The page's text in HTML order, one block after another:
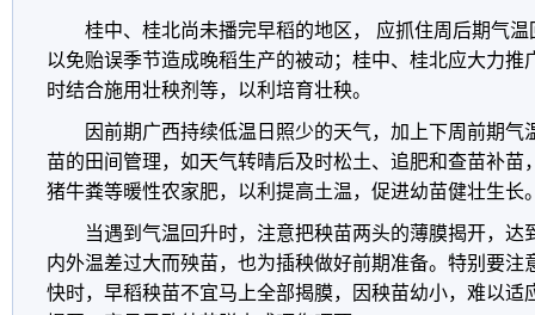
桂中、桂北尚未播完早稻的地区， 应抓住周后期气
以免贻误季节造成晚稻生产的被动；桂中、桂北应大力推
时结合施用壮秧剂等，以利培育壮秧。
因前期广西持续低温日照少的天气，加上下周前期气
苗的田间管理，如天气转晴后及时松土、追肥和查苗补苗
猪牛粪等暖性农家肥，以利提高土温，促进幼苗健壮生长
当遇到气温回升时，注意把秧苗两头的薄膜揭开，达
内外温差过大而殃苗，也为插秧做好前期准备。特别要注
快时，早稻秧苗不宜马上全部揭膜，因秧苗幼小，难以适